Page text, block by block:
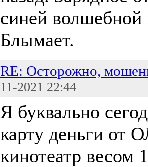
синей волшебной
Блымает.
RE: Осторожно,
11-2021 22:44
Я буквально
карту деньги от
кинотеатр весом